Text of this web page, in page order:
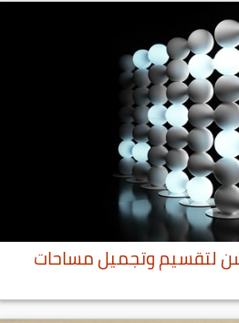
لتقسيم وتجميل مساحات